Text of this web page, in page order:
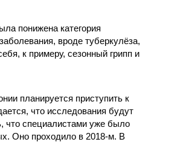
понижена категория
вроде туберкулёза,
к примеру, сезонный грипп и
планируется приступить к
что исследования будут
что специалистами уже было
Оно проходило в 2018-м. В